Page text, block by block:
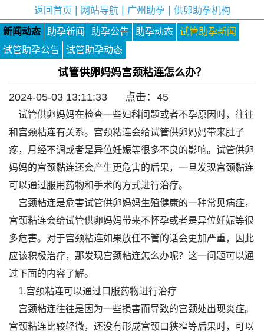
返回首页 网站导航| 广州助孕| 供卵助孕机构
新闻动态 助孕新闻 助孕公告 助孕动态
试管助孕新闻
试管助孕公告
试管助孕动态
试管供卵妈妈宫颈粘连怎么办？
2024-05-03 13:11:33 点击： 45
试管供卵妈妈在检查一些妇科问题或者不孕原因时，往往
和宫颈粘连有关系。宫颈粘连会给试管供卵妈妈带来肚子
疼，月经不调或者是异位妊娠等很多不良的影响。试管供卵
妈妈的宫颈黏连还会产生更危害的后果，一旦发现宫颈黏连
可以通过服用药物和手术的方式进行治疗。
宫颈粘连是危害试管供卵妈妈生殖健康的一种常见病症，
宫颈粘连会给试管供卵妈妈带来不怀孕或者是异位妊娠等很
多危害。对于宫颈粘连如果放任不管的话会更加严重，因此
应该积极治疗，那发现宫颈粘连怎么办呢？这一问题可以通
过下面的内容了解。
1.宫颈粘连可以通过口服药物进行治疗
宫颈粘连往往是因为一些损害而导致的宫颈处出现炎症。
宫颈粘连比较轻微，还没有形成宫颈口狭窄等后果时，可以